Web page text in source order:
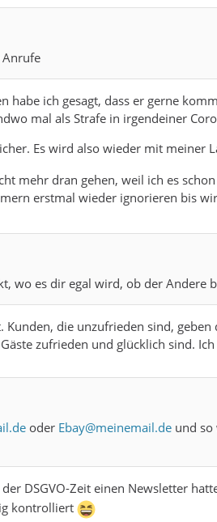
habe ich gesagt, dass er gerne
mal als Strafe in irgendeiner
Es wird also wieder mit meiner
mehr dran gehen, weil ich es
erstmal wieder ignorieren bis
wo es dir egal wird, ob der Andere
Kunden, die unzufrieden sind,
zufrieden und glücklich sind.
oder Ebay@meinemail.de und so
DSGVO-Zeit einen Newsletter
kontrolliert